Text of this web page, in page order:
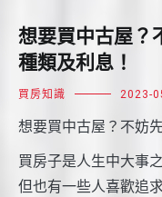
想要買中古屋？
種類及利息！
買房知識 2023-
想要買中古屋？不妨
買房子是人生中大事
但也有一些人喜歡追